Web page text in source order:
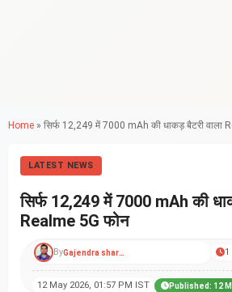
Home » सिर्फ 12,249 में 7000 mAh की धाकड़ बैटरी वाला
LATEST NEWS
सिर्फ 12,249 में 7000 mAh की
Realme 5G फोन
By Gajendra sharma
12 May 2026, 01:57 PM IST Published: 12